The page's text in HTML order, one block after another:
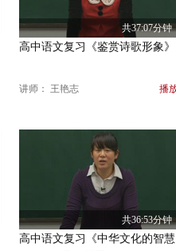
共37:07分钟
高中语文复习《鉴赏诗歌形象》
讲师： 王艳志 播
共36:53分钟
高中语文复习《中华文化的智慧